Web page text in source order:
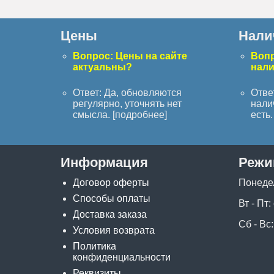
Цены
Вопрос: Цены на сайте
актуальны?
Ответ: Да, обновляются
регулярно, уточнять нет
смысла. [подробнее]
Информация
Договор оферты
Способы оплаты
Доставка заказа
Условия возврата
Политика
конфиденциальности
Вт -
Сб -